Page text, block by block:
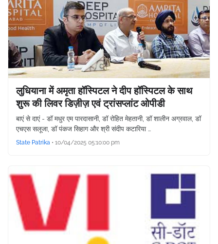
लुधियाना में अमृता हॉस्पिटल ने दीप हॉस्पिटल के साथ
शुरू की लिवर डिज़ीज़ एवं ट्रांसप्लांट ओपीडी
बाएं से दाएं - डॉ मधुर एम पारदासानी, डॉ रोहित मेहतानी, डॉ शालीन अग्रवाल, डॉ
एचएस सलूजा, डॉ पंकज सिहाग और श्री संदीप कटारिया …
State Patrika • 10/04/2025 05:10:00 pm